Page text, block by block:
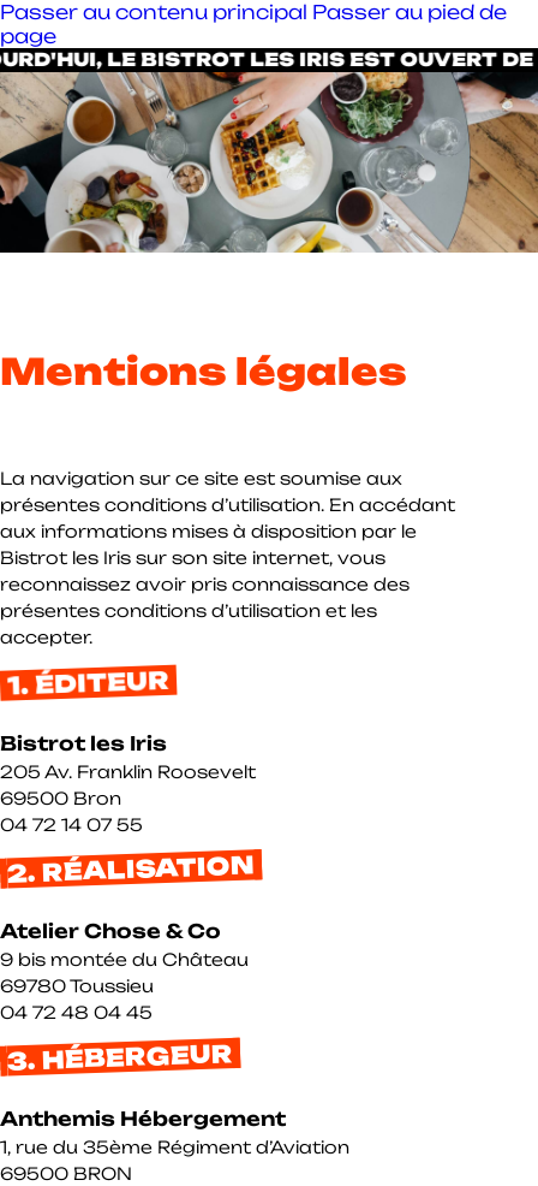
Passer au contenu principal Passer au pied de
page
LE BISTROT LES IRIS EST OUVERT
Mentions légales
La navigation sur ce site est soumise aux
présentes conditions d’utilisation. En accédant
aux informations mises à disposition par le
Bistrot les Iris sur son site internet, vous
reconnaissez avoir pris connaissance des
présentes conditions d’utilisation et les
accepter.
1. ÉDITEUR
Bistrot les Iris
205 Av. Franklin Roosevelt
69500 Bron
04 72 14 07 55
2. RÉALISATION
Atelier Chose & Co
9 bis montée du Château
69780 Toussieu
04 72 48 04 45
3. HÉBERGEUR
Anthemis Hébergement
1, rue du 35ème Régiment d’Aviation
69500 BRON